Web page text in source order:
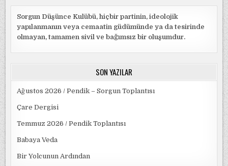
Sorgun Düşünce Kulübü, hiçbir partinin, ideolojik
yapılanmanın veya cemaatin güdümünde ya da tesirinde
olmayan, tamamen sivil ve bağımsız bir oluşumdur.
SON YAZILAR
Ağustos 2026 / Pendik – Sorgun Toplantısı
Çare Dergisi
Temmuz 2026 / Pendik Toplantısı
Babaya Veda
Bir Yolcunun Ardından